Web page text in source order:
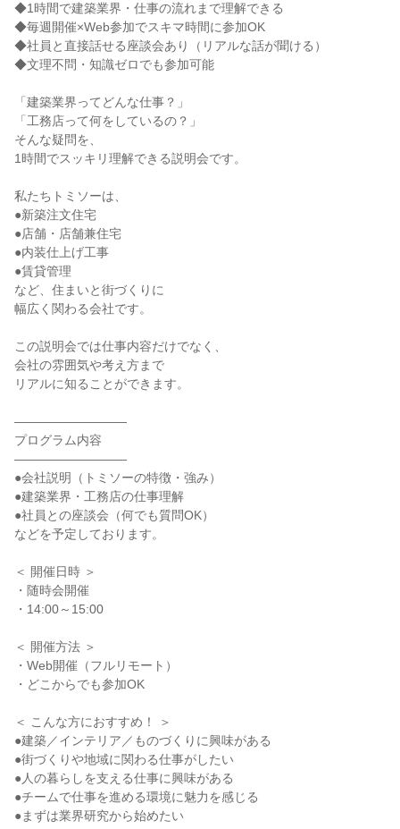
◆1時間で建築業界・仕事の流れまで理解できる
◆毎週開催×Web参加でスキマ時間に参加OK
◆社員と直接話せる座談会あり（リアルな話が聞ける）
◆文理不問・知識ゼロでも参加可能
「建築業界ってどんな仕事？」
「工務店って何をしているの？」
そんな疑問を、
1時間でスッキリ理解できる説明会です。
私たちトミソーは、
●新築注文住宅
●店舗・店舗兼住宅
●内装仕上げ工事
●賃貸管理
など、住まいと街づくりに
幅広く関わる会社です。
この説明会では仕事内容だけでなく、
会社の雰囲気や考え方まで
リアルに知ることができます。
―――――――――
プログラム内容
―――――――――
●会社説明（トミソーの特徴・強み）
●建築業界・工務店の仕事理解
●社員との座談会（何でも質問OK）
などを予定しております。
＜ 開催日時 ＞
・随時会開催
・14:00～15:00
＜ 開催方法 ＞
・Web開催（フルリモート）
・どこからでも参加OK
＜ こんな方におすすめ！ ＞
●建築／インテリア／ものづくりに興味がある
●街づくりや地域に関わる仕事がしたい
●人の暮らしを支える仕事に興味がある
●チームで仕事を進める環境に魅力を感じる
●まずは業界研究から始めたい